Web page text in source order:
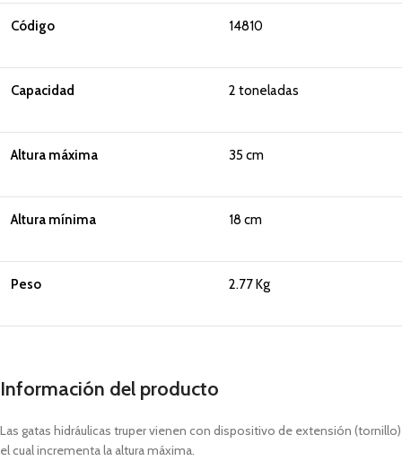
Código 14810
Capacidad 2 toneladas
Altura máxima 35 cm
Altura mínima 18 cm
Peso 2.77 Kg
Información del producto
Las gatas hidráulicas truper vienen con dispositivo de extensión (tornillo)
el cual incrementa la altura máxima.